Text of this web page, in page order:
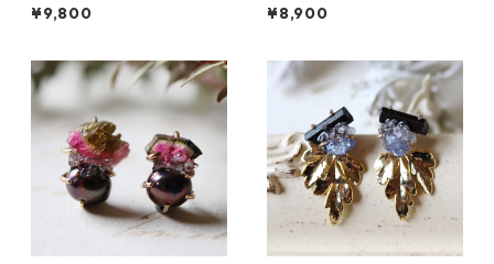
とカニクサの葉ピアス
¥9,800
ツケバナの葉ピアス
¥8,900